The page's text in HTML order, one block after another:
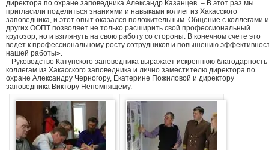
директора по охране заповедника Александр Казанцев. – В этот раз мы
пригласили поделиться знаниями и навыками коллег из Хакасского
заповедника, и этот опыт оказался положительным. Общение с коллегами
других ООПТ позволяет не только расширить свой профессиональный
кругозор, но и взглянуть на свою работу со стороны. В конечном счете это
ведет к профессиональному росту сотрудников и повышению
нашей работы».
Руководство Катунского заповедника выражает искреннюю благодарность
коллегам из Хакасского заповедника и лично заместителю директора по
охране Александру Черногору, Екатерине Пожиловой и директору
заповедника Виктору Непомнящему.